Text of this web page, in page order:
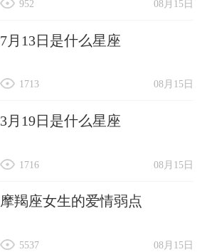
08月15日
952
7月13日是什么星座
08月15日
1713
3月19日是什么星座
08月15日
1716
摩羯座女生的爱情弱点
08月15日
5537